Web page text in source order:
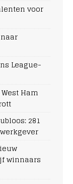
voor
League-
Ham
281
winnaars